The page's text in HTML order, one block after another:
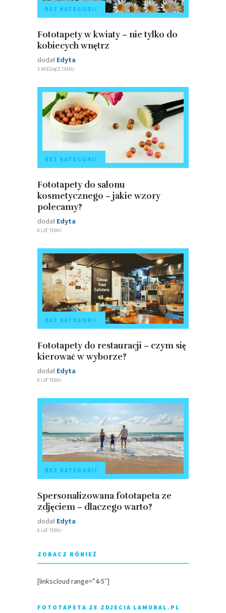
BEZ KATEGORII
Fototapety w kwiaty – nie tylko do
kobiecych wnętrz
dodał Edyta
3 MIESIĄCE TEMU
BEZ KATEGORII
Fototapety do salonu
kosmetycznego – jakie wzory
polecamy?
dodał Edyta
8 LAT TEMU
BEZ KATEGORII
Fototapety do restauracji – czym się
kierować w wyborze?
dodał Edyta
8 LAT TEMU
BEZ KATEGORII
Spersonalizowana fototapeta ze
zdjęciem – dlaczego warto?
dodał Edyta
8 LAT TEMU
ZOBACZ RÓNIEŻ
[linkscloud range=”4-5″]
FOTOTAPETA ZE ZDJECIA LAMURAL.PL